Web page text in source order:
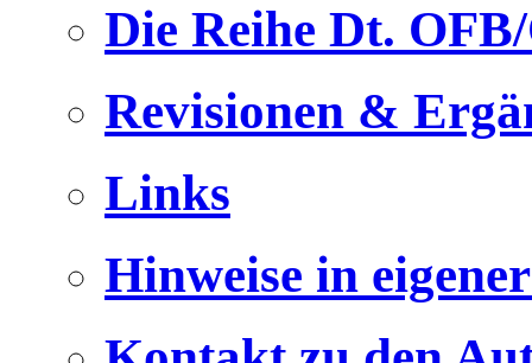
Die Reihe Dt.
Revisionen &
Links
Hinweise in